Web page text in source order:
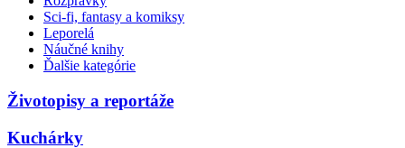
Sci-fi, fantasy a komiksy
Leporelá
Náučné knihy
Ďalšie kategórie
Životopisy a reportáže
Kuchárky